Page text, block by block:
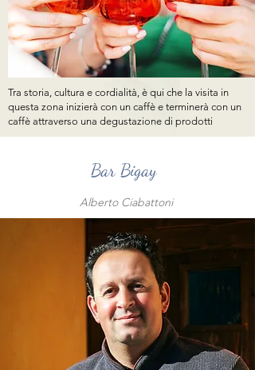
Tra storia, cultura e cordialità, è qui che la visita in
questa zona inizierà con un caffè e terminerà con un
caffè attraverso una degustazione di prodotti
Bar Bigay
Alberto Ciabattoni